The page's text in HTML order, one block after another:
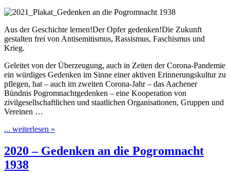
Aus der Geschichte lernen!Der Opfer gedenken!Die Zukunft
gestalten frei von Antisemitismus, Rassismus, Faschismus und
Krieg.
Geleitet von der Überzeugung, auch in Zeiten der Corona-Pandemie
ein würdiges Gedenken im Sinne einer aktiven Erinnerungskultur zu
pflegen, hat – auch im zweiten Corona-Jahr – das Aachener
Bündnis Pogromnachtgedenken – eine Kooperation von
zivilgesellschaftlichen und staatlichen Organisationen, Gruppen und
Vereinen …
... weiterlesen »
2020 – Gedenken an die Pogromnacht
1938